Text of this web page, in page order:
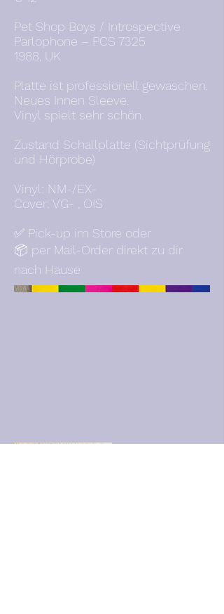
Pet Shop Boys / Introspective
Parlophone – PCS 7325
1988, UK
Platte ist professionell gewaschen.
Neues Innen Sleeve.
Vinyl spielt sehr schön.
Zustand Schallplatte (Sichtprüfung
und Hörprobe)
Vinyl: NM-/EX-
Cover: VG- , OIS
✅ Pick-up im Store oder
📦 per Mail-Order direkt zu dir
nach Hause